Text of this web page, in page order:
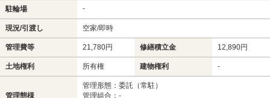
駐輪場 -
現況/引渡し 空家/即時
管理費等 21,780円 修繕積立金 12,890円
土地権利 所有権 建物権利 -
管理態様
管理形態：委託（常駐）
管理組合：-